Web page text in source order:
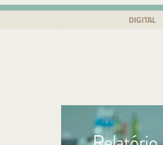
DIGITAL